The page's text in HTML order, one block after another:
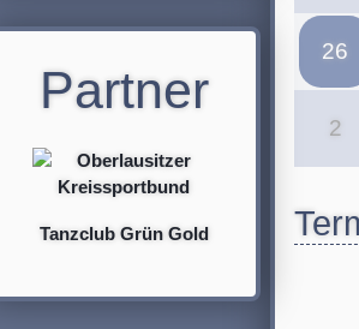
26
2
Partner
Tanzclub Grün Gold